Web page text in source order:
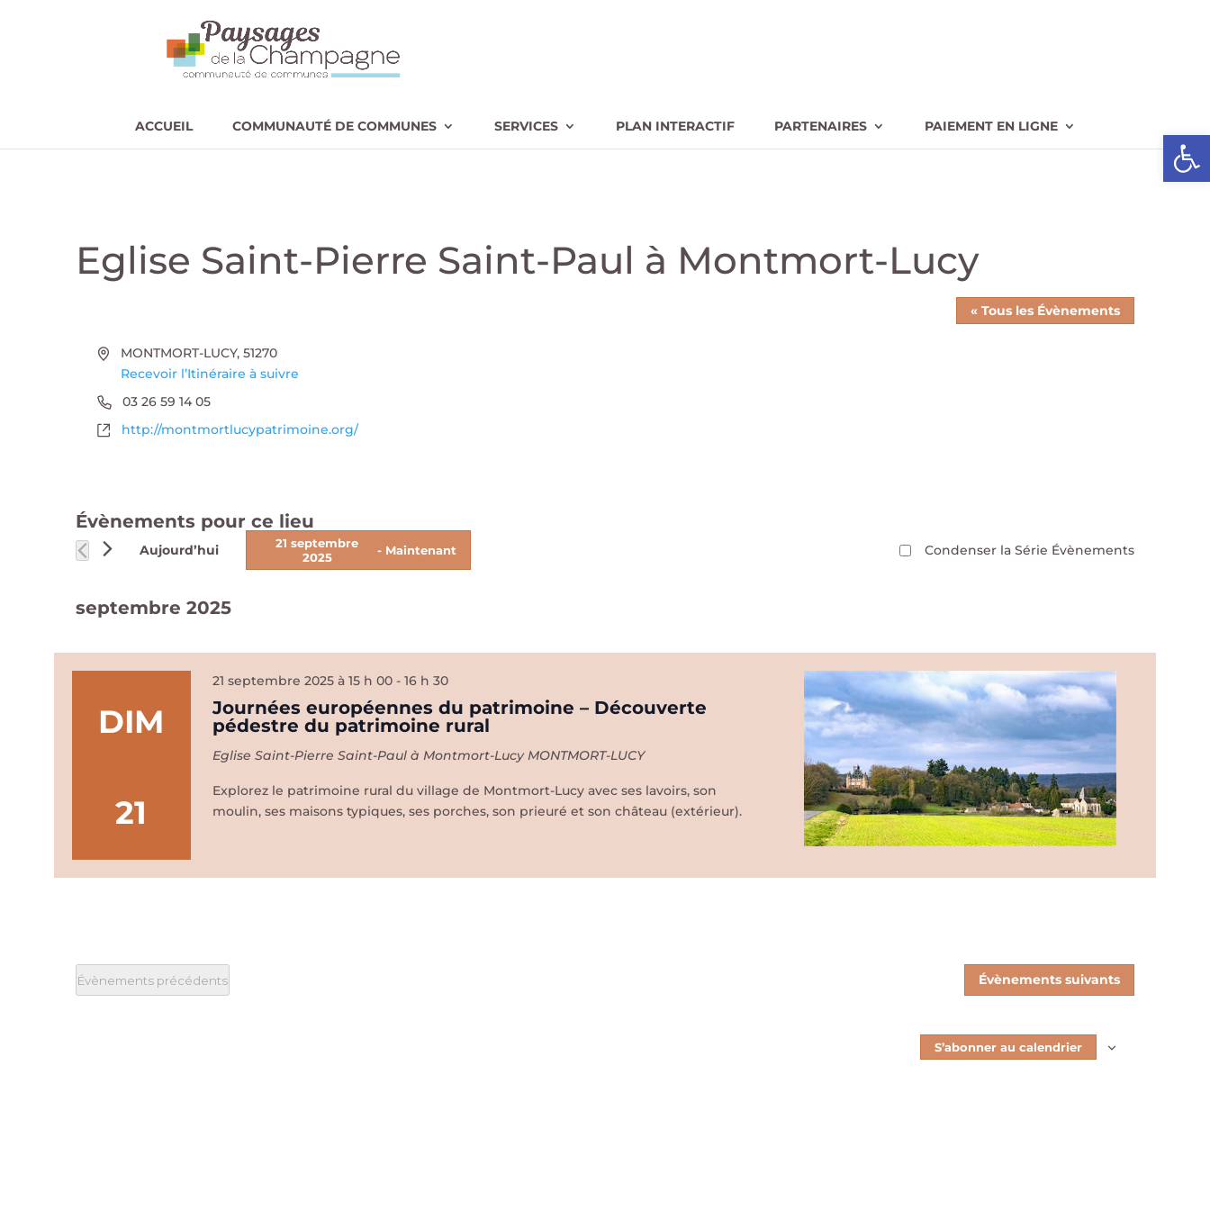
Ouvrir
ACCUEIL COMMUNAUTÉ DE COMMUNES SERVICES PLAN INTERACTIF PARTENAIRES PAIEMENT EN LIGNE
Eglise Saint-Pierre Saint-Paul à Montmort-Lucy
« Tous les Évènements
AdresseMONTMORT-LUCY, 51270
Recevoir l’Itinéraire à suivre
Téléphone
03 26 59 14 05
Site http://montmortlucypatrimoine.org/
Évènements pour ce lieu
Aujourd’hui
21 septembre
2025
- Maintenant Condenser la Série Évènements
septembre 2025
DIM
21
Journées européennes du patrimoine – Découverte
pédestre du patrimoine rural
21 septembre 2025 à 15 h 00- 16 h 30
Eglise Saint-Pierre Saint-Paul à Montmort-LucyMONTMORT-LUCY
Explorez le patrimoine rural du village de Montmort-Lucy avec ses lavoirs, son
moulin, ses maisons typiques, ses porches, son prieuré et son château (extérieur).
Évènements précédents Évènements suivants
S’abonner au calendrier